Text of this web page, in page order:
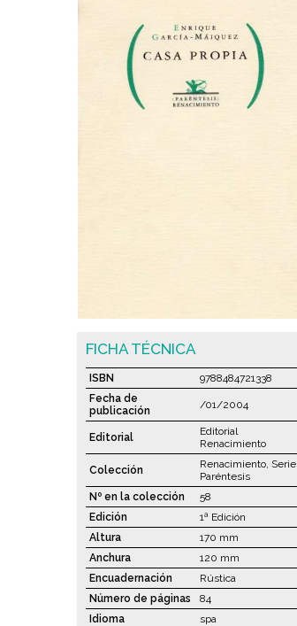
FICHA TÉCNICA
ISBN
9788484721338
Fecha de
publicación
/01/2004
Editorial
Editorial
Renacimiento
Colección
Renacimiento, Serie
Paréntesis
Nº en la colección
58
Edición
1ª Edición
Altura
170 mm
Anchura
120 mm
Encuadernación
Rústica
Número de páginas
84
Idioma
spa